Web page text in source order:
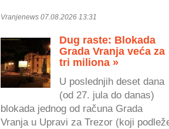
Vranjenews 07.08.2026 13:31
Dug raste: Blokada
Grada Vranja veća za
tri miliona »
U poslednjih deset dana
(od 27. jula do danas)
blokada jednog od računa Grada
Vranja u Upravi za Trezor (koji